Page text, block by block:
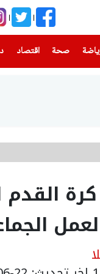
(current) صحة(current) اقتصاد